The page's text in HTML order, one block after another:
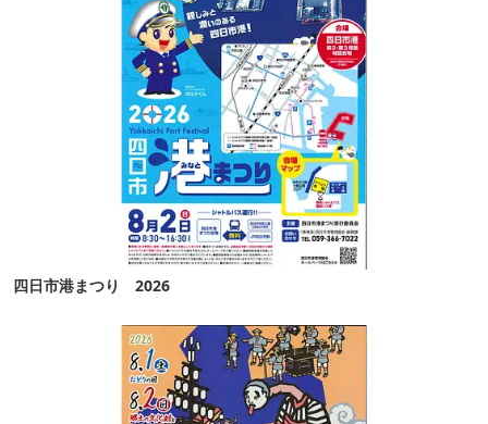
四日市港まつり 2026